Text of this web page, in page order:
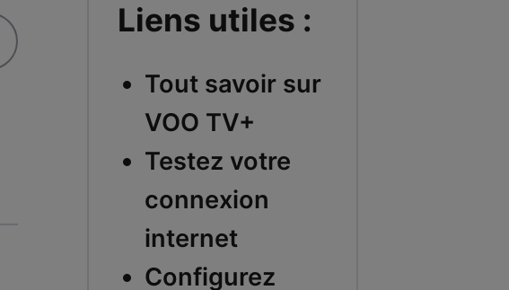
Liens utiles :
Tout savoir sur
VOO TV+
Testez votre
connexion
internet
Configurez